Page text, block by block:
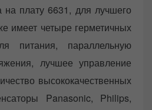
плату 6631, для лучшего
имеет четыре герметичных
питания, параллельную
лучшее управление
высококачественных
Panasonic, Philips,